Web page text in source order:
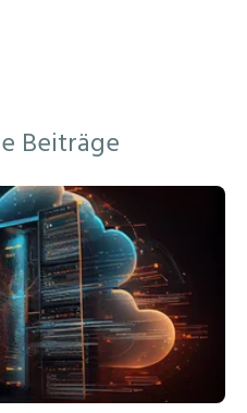
Beiträge